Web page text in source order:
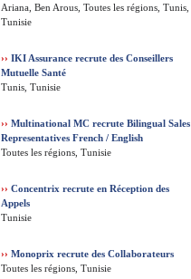
Ariana, Ben Arous, Toutes les régions, Tunis,
Tunisie
›› IKI Assurance recrute des Conseillers
Mutuelle Santé
Tunis, Tunisie
›› Multinational MC recrute Bilingual Sales
Representatives French / English
Toutes les régions, Tunisie
›› Concentrix recrute en Réception des
Appels
Tunisie
›› Monoprix recrute des Collaborateurs
Toutes les régions, Tunisie